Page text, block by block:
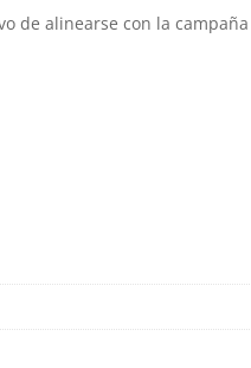
de alinearse con la